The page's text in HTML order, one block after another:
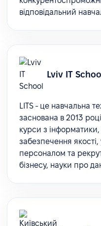
відповідальний
Lviv IT
LITS - це навчальна
заснована в 2013
курси з
забезпечення
персоналом та
бізнесу, науки про